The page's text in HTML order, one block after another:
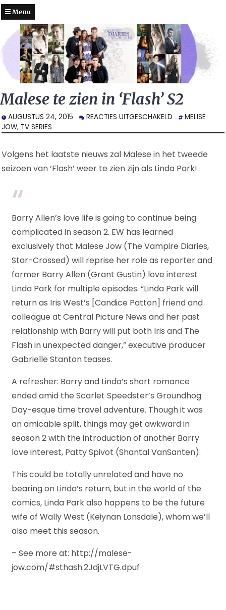
Menu
Malese te zien in ‘Flash’ S2
AUGUSTUS 24, 2015 REACTIES UITGESCHAKELD VOOR
TE
IN
‘FLASH’
MELISE
JOW, TV SERIES
Volgens het laatste nieuws zal Malese in het tweede
seizoen van ‘Flash’ weer te zien zijn als Linda Park!
Barry Allen’s love life is going to continue being
complicated in season 2. EW has learned
exclusively that Malese Jow (The Vampire Diaries,
Star-Crossed) will reprise her role as reporter and
former Barry Allen (Grant Gustin) love interest
Linda Park for multiple episodes. “Linda Park will
return as Iris West’s [Candice Patton] friend and
colleague at Central Picture News and her past
relationship with Barry will put both Iris and The
Flash in unexpected danger,” executive producer
Gabrielle Stanton teases.
A refresher: Barry and Linda’s short romance
ended amid the Scarlet Speedster’s Groundhog
Day-esque time travel adventure. Though it was
an amicable split, things may get awkward in
season 2 with the introduction of another Barry
love interest, Patty Spivot (Shantal VanSanten).
This could be totally unrelated and have no
bearing on Linda’s return, but in the world of the
comics, Linda Park also happens to be the future
wife of Wally West (Keiynan Lonsdale), whom we’ll
also meet this season.
– See more at: http://malese-
jow.com/#sthash.2JdjLVTG.dpuf